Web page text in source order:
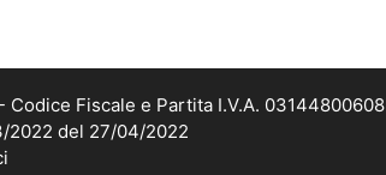
Codice Fiscale e Partita I.V.A. 03144800608
2022 del 27/04/2022